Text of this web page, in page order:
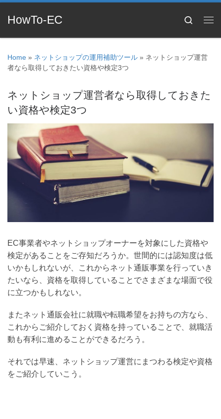
HowTo-EC Search
Home » ネットショップの運用補助ツール » ネットショップ運営
者なら取得しておきたい資格や検定3つ
ネットショップ運営者なら取得しておきた
い資格や検定3つ
EC事業者やネットショップオーナーを対象にした資格や
検定があることをご存知だろうか。世間的には認知度は低
いかもしれないが、これからネット通販事業を行っていき
たいなら、資格を取得していることでさまざまな場面で役
に立つかもしれない。
またネット通販会社に就職や転職希望をお持ちの方なら、
これからご紹介しておく資格を持っていることで、就職活
動も有利に進めることができるだろう。
それでは早速、ネットショップ運営にまつわる検定や資格
をご紹介していこう。